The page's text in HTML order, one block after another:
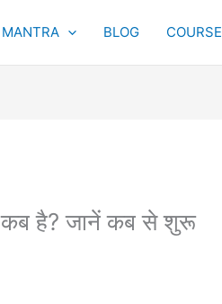
MANTRA BLOG COURSE
है? जानें कब से शुरू